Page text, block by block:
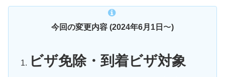
今回の変更内容 (2024年6月1日 〜)
ビザ免除・到着ビザ対象